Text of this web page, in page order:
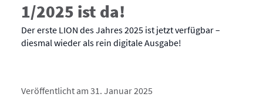
1/2025 ist da!
Der erste LION des Jahres 2025 ist jetzt verfügbar –
diesmal wieder als rein digitale Ausgabe!
Veröffentlicht am 31. Januar 2025